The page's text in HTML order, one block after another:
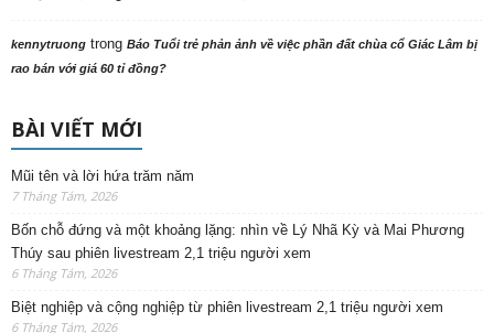
kennytruong trong Báo Tuổi trẻ phản ảnh về việc phần đất chùa cổ Giác Lâm bị
rao bán với giá 60 tỉ đồng?
BÀI VIẾT MỚI
Mũi tên và lời hứa trăm năm
7 Tháng Tám, 2026
Bốn chỗ đứng và một khoảng lặng: nhìn về Lý Nhã Kỳ và Mai Phương
Thúy sau phiên livestream 2,1 triệu người xem
6 Tháng Tám, 2026
Biệt nghiệp và cộng nghiệp từ phiên livestream 2,1 triệu người xem
6 Tháng Tám, 2026